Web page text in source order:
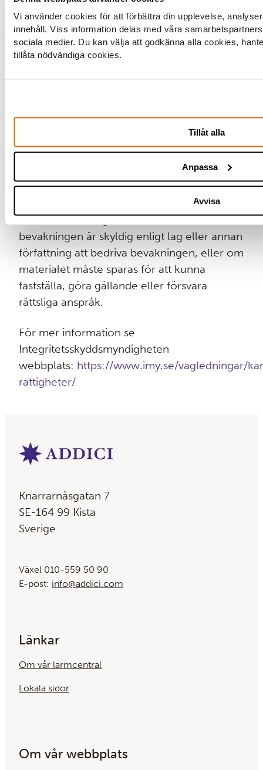
Vi använder cookies för att förbättra din upplevelse,
innehåll. Viss information delas med våra
sociala medier. Du kan välja att godkänna alla cookies,
tillåta nödvändiga cookies.
Tillåt alla
Anpassa
Avvisa
relevanta vid kamerabevakning:
om det inspelade materialet inte längre är
nödvändigt för de ändamål som bevakningen
bedrivs för,
bevakningen och det inte finns tvingande
berättigade skäl som innebär att bevakningen
måste fortsätta.
Även i någon av dessa situationer finns ett
antal undantag från rätten till radering. De
som framför allt kan bli aktuella vid
kamerabevakning är ifall den som bedriver
bevakningen är skyldig enligt lag eller annan
författning att bedriva bevakningen, eller om
materialet måste sparas för att kunna
fastställa, göra gällande eller försvara
rättsliga anspråk.
För mer information se
Integritetsskyddsmyndigheten
webbplats: https://www.imy.se/vagledningar/
rattigheter/
Knarrarnäsgatan 7
SE-164 99 Kista
Sverige
Växel 010-559 50 90
E-post: info@addici.com
Länkar
Om vår larmcentral
Lokala sidor
Om vår webbplats